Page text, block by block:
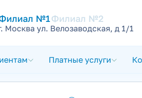
№1Филиал №2
Москва ул. Велозаводская, д 1/1
Платные услуги